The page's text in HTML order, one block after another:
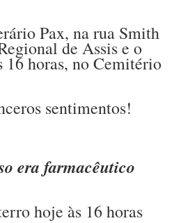
Pax, na rua Smith
de Assis e o
16 horas, no Cemitério
sentimentos!
era farmacêutico
hoje às 16 horas